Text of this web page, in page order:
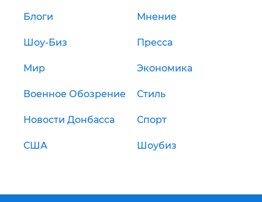
Блоги Мнение
Шоу-Биз Пресса
Мир Экономика
Военное Обозрение Стиль
Новости Донбасса Спорт
США Шоубиз